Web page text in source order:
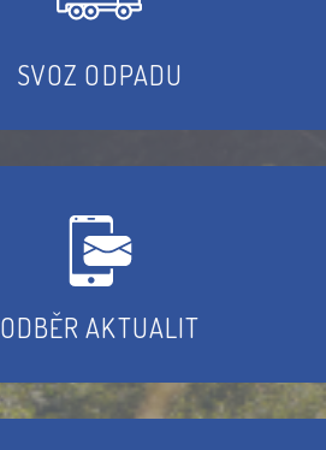
SVOZ ODPADU
ODBĚR AKTUALIT